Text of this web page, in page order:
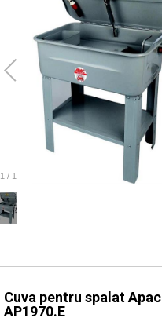
1 / 1
Cuva pentru spalat Apac
AP1970.E